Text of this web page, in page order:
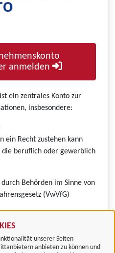
unserer Seiten
anbieten zu können und
anmelden
ein zentrales Konto zur
insbesondere:
ein Recht zustehen kann
die beruflich oder gewerblich
Behörden im Sinne von
(VwVfG)